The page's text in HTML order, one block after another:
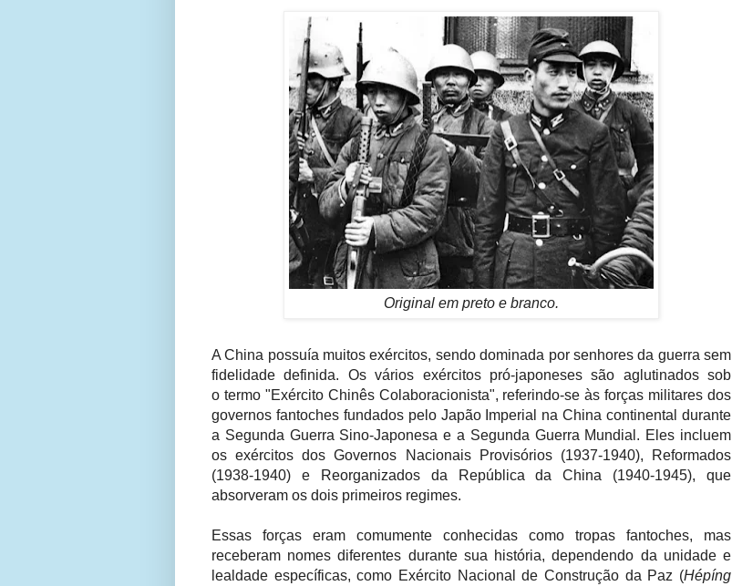
Original em preto e branco.
A China possuía muitos exércitos, sendo dominada por senhores da guerra sem
fidelidade definida. Os vários exércitos pró-japoneses são aglutinados sob
o termo "Exército Chinês Colaboracionista", referindo-se às forças militares dos
governos fantoches fundados pelo Japão Imperial na China continental durante
a Segunda Guerra Sino-Japonesa e a Segunda Guerra Mundial. Eles incluem
os exércitos dos Governos Nacionais Provisórios (1937-1940), Reformados
(1938-1940) e Reorganizados da República da China (1940-1945), que
absorveram os dois primeiros regimes.
Essas forças eram comumente conhecidas como tropas fantoches, mas
receberam nomes diferentes durante sua história, dependendo da unidade e
lealdade específicas, como Exército Nacional de Construção da Paz (Hépíng